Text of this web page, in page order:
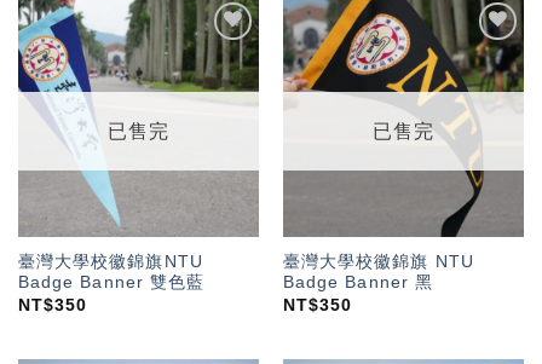
加入
「願
望輕
已售完
臺灣大學校徽錦旗NTU
Badge Banner 雙色藍
NT$350
加入
「願
望輕
已售完
臺灣大學校徽錦旗 NTU
Badge Banner 黑
NT$350